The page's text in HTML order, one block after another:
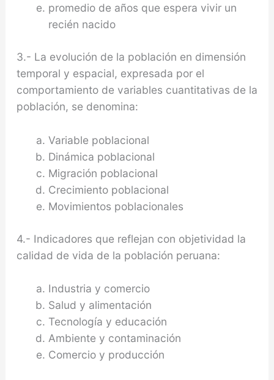
promedio de años que espera vivir un
recién nacido
3.- La evolución de la población en dimensión
temporal y espacial, expresada por el
comportamiento de variables cuantitativas de la
población, se denomina:
Variable poblacional
Dinámica poblacional
Migración poblacional
Crecimiento poblacional
Movimientos poblacionales
4.- Indicadores que reflejan con objetividad la
calidad de vida de la población peruana:
Industria y comercio
Salud y alimentación
Tecnología y educación
Ambiente y contaminación
Comercio y producción